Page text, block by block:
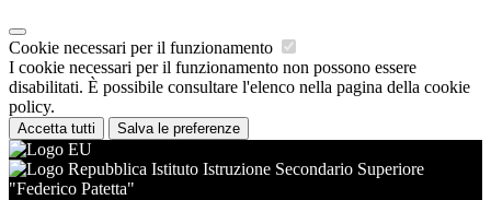
Cookie necessari per il funzionamento
I cookie necessari per il funzionamento non possono essere
disabilitati. È possibile consultare l'elenco nella pagina della cookie
policy.
Accetta tutti Salva le preferenze
Istituto Istruzione Secondario Superiore
"Federico Patetta"